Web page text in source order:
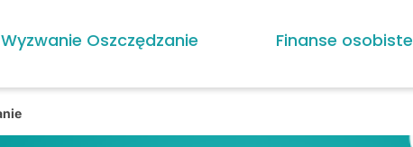
Wyzwanie Oszczędzanie Finanse osobiste